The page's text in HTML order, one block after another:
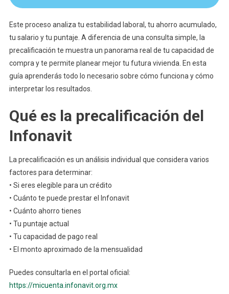
Este proceso analiza tu estabilidad laboral, tu ahorro acumulado,
tu salario y tu puntaje. A diferencia de una consulta simple, la
precalificación te muestra un panorama real de tu capacidad de
compra y te permite planear mejor tu futura vivienda. En esta
guía aprenderás todo lo necesario sobre cómo funciona y cómo
interpretar los resultados.
Qué es la precalificación del
Infonavit
La precalificación es un análisis individual que considera varios
factores para determinar:
• Si eres elegible para un crédito
• Cuánto te puede prestar el Infonavit
• Cuánto ahorro tienes
• Tu puntaje actual
• Tu capacidad de pago real
• El monto aproximado de la mensualidad
Puedes consultarla en el portal oficial:
https://micuenta.infonavit.org.mx